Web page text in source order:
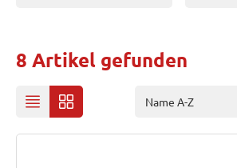
8 Artikel gefunden